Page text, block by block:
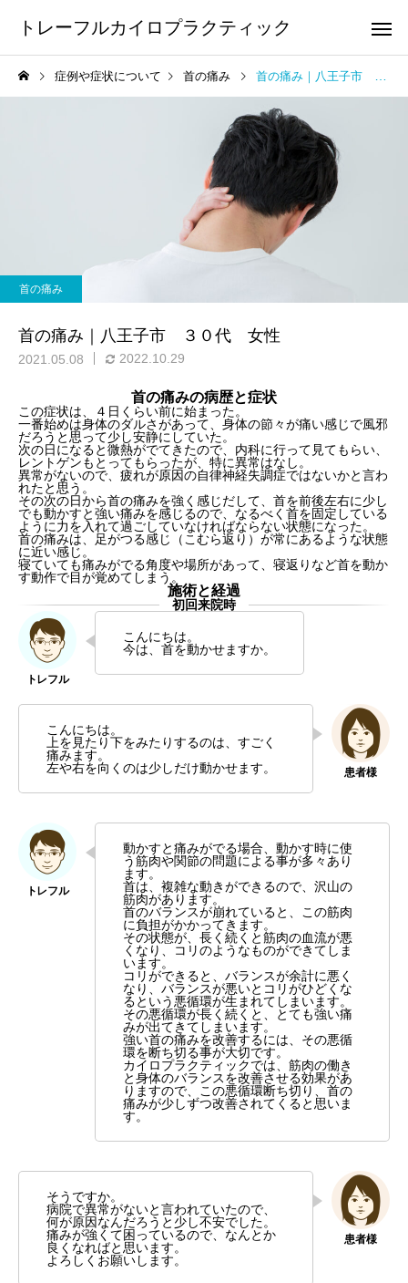
トレーフルカイロプラクティック
足底筋膜炎・足底腱膜炎の
整体について
症例や症状について 首の痛み 首の痛み｜八王子市 ３０代 女性
首の痛み
首の痛み｜八王子市 ３０代 女性
2021.05.08 2022.10.29
首の痛みの病歴と症状
この症状は、４日くらい前に始まった。
一番始めは身体のダルさがあって、身体の節々が痛い感じで風邪
だろうと思って少し安静にしていた。
次の日になると微熱がでてきたので、内科に行って見てもらい、
レントゲンもとってもらったが、特に異常はなし。
異常がないので、疲れが原因の自律神経失調症ではないかと言わ
れたと思う。
その次の日から首の痛みを強く感じだして、首を前後左右に少し
でも動かすと強い痛みを感じるので、なるべく首を固定している
ように力を入れて過ごしていなければならない状態になった。
首の痛みは、足がつる感じ（こむら返り）が常にあるような状態
に近い感じ。
寝ていても痛みがでる角度や場所があって、寝返りなど首を動か
す動作で目が覚めてしまう。
施術と経過
初回来院時
こんにちは。
今は、首を動かせますか。
こんにちは。
上を見たり下をみたりするのは、すごく
痛みます。
左や右を向くのは少しだけ動かせます。
動かすと痛みがでる場合、動かす時に使
う筋肉や関節の問題による事が多々あり
ます。
首は、複雑な動きができるので、沢山の
筋肉があります。
首のバランスが崩れていると、この筋肉
に負担がかかってきます。
その状態が、長く続くと筋肉の血流が悪
くなり、コリのようなものができてしま
います。
コリができると、バランスが余計に悪く
なり、バランスが悪いとコリがひどくな
るという悪循環が生まれてしまいます。
その悪循環が長く続くと、とても強い痛
みが出てきてしまいます。
強い首の痛みを改善するには、その悪循
環を断ち切る事が大切です。
カイロプラクティックでは、筋肉の働き
と身体のバランスを改善させる効果があ
りますので、この悪循環断ち切り、首の
痛みが少しずつ改善されてくると思いま
す。
そうですか。
病院で異常がないと言われていたので、
何が原因なんだろうと少し不安でした。
痛みが強くて困っているので、なんとか
良くなればと思います。
よろしくお願いします。